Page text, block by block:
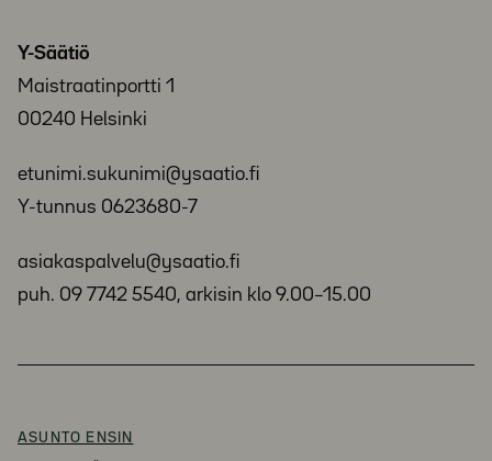
Y-Säätiö
Maistraatinportti 1
00240 Helsinki
etunimi.sukunimi@ysaatio.fi
Y-tunnus 0623680-7
asiakaspalvelu@ysaatio.fi
puh. 09 7742 5540, arkisin klo 9.00–15.00
ASUNTO ENSIN